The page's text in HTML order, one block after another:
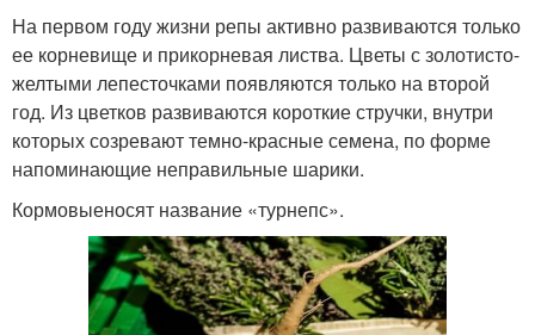
На первом году жизни репы активно развиваются только
ее корневище и прикорневая листва. Цветы с золотисто-
желтыми лепесточками появляются только на второй
год. Из цветков развиваются короткие стручки, внутри
которых созревают темно-красные семена, по форме
напоминающие неправильные шарики.
Кормовыеносят название «турнепс».